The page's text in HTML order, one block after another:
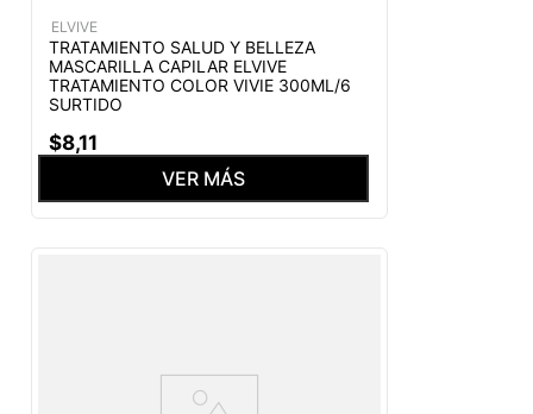
ELVIVE
TRATAMIENTO SALUD Y BELLEZA
MASCARILLA CAPILAR ELVIVE
TRATAMIENTO COLOR VIVIE 300ML/6
SURTIDO
$8,11
VER MÁS